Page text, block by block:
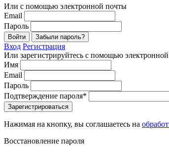
Или с помощью электронной почты
Email
Пароль
Войти Забыли пароль?
Вход Регистрация
Или зарегистрируйтесь с помощью
Имя
Email
Пароль
Подтверждение пароля*
Зарегистрироваться
Нажимая на кнопку, вы соглашаетесь на
Восстановление пароля